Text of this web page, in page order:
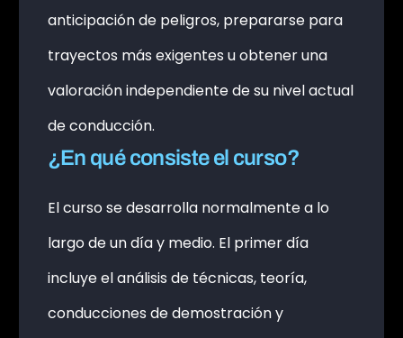
anticipación de peligros, prepararse para
trayectos más exigentes u obtener una
valoración independiente de su nivel actual
de conducción.
¿En qué consiste el curso?
El curso se desarrolla normalmente a lo
largo de un día y medio. El primer día
incluye el análisis de técnicas, teoría,
conducciones de demostración y